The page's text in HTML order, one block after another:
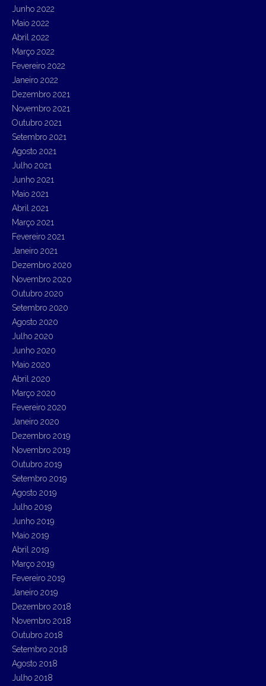
Junho 2022
Maio 2022
Abril 2022
Março 2022
Fevereiro 2022
Janeiro 2022
Dezembro 2021
Novembro 2021
Outubro 2021
Setembro 2021
Agosto 2021
Julho 2021
Junho 2021
Maio 2021
Abril 2021
Março 2021
Fevereiro 2021
Janeiro 2021
Dezembro 2020
Novembro 2020
Outubro 2020
Setembro 2020
Agosto 2020
Julho 2020
Junho 2020
Maio 2020
Abril 2020
Março 2020
Fevereiro 2020
Janeiro 2020
Dezembro 2019
Novembro 2019
Outubro 2019
Setembro 2019
Agosto 2019
Julho 2019
Junho 2019
Maio 2019
Abril 2019
Março 2019
Fevereiro 2019
Janeiro 2019
Dezembro 2018
Novembro 2018
Outubro 2018
Setembro 2018
Agosto 2018
Julho 2018